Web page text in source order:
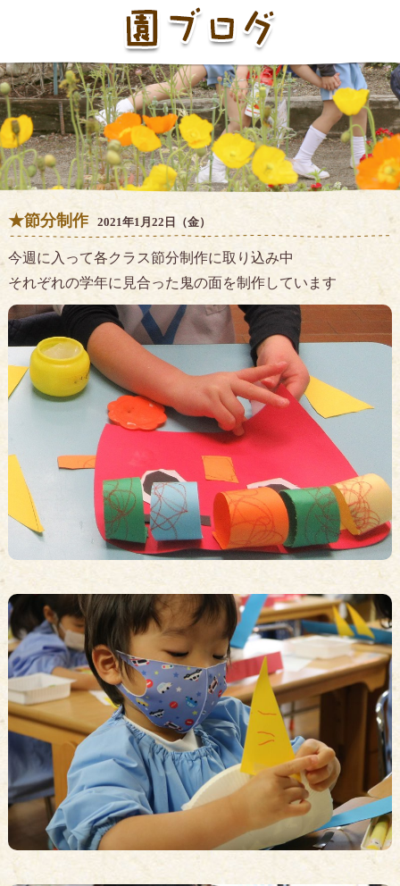
★節分制作 2021年1月22日（金）
今週に入って各クラス節分制作に取り込み中
それぞれの学年に見合った鬼の面を制作しています